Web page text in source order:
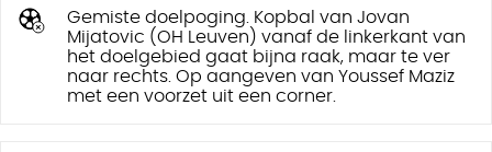
Gemiste doelpoging. Kopbal van Jovan
Mijatovic (OH Leuven) vanaf de linkerkant van
het doelgebied gaat bijna raak, maar te ver
naar rechts. Op aangeven van Youssef Maziz
met een voorzet uit een corner.